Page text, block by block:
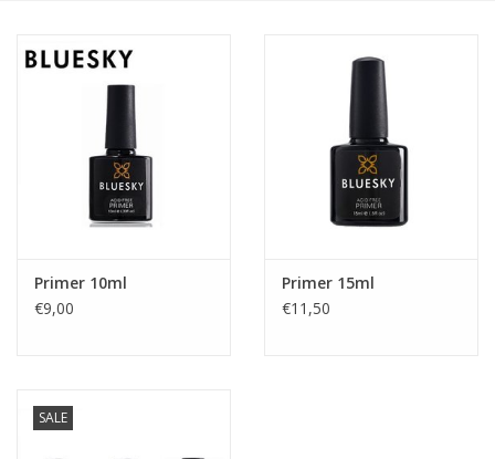
Accessoires
Primer 10ml
€9,00
Primer 15ml
€11,50
SALE